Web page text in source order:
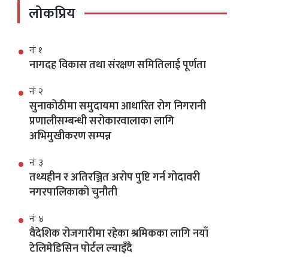
लोकप्रिय
नंः १
नागदह विकास तथा संरक्षण समितिलाई पूर्णता
नंः २
सुनाकोठीमा समुदायमा आधारित रोग निगरानी
प्रणालीसम्बन्धी सरोकारवालाका लागि
अभिमुखीकरण सम्पन्न
नंः ३
तथ्यहीन र अतिरञ्जित अरोप पुष्टि गर्न गोदावरी
नगरपालिकाको चुनौती
नंः ४
वैदेशिक रोजगारीमा रहेका श्रमिकका लागि नयाँ
टेलिमेडिसिन पोर्टल ल्याइँदै